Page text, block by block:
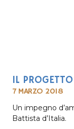
IL
7 MARZO 2018
Un impegno
Battista d’Italia.